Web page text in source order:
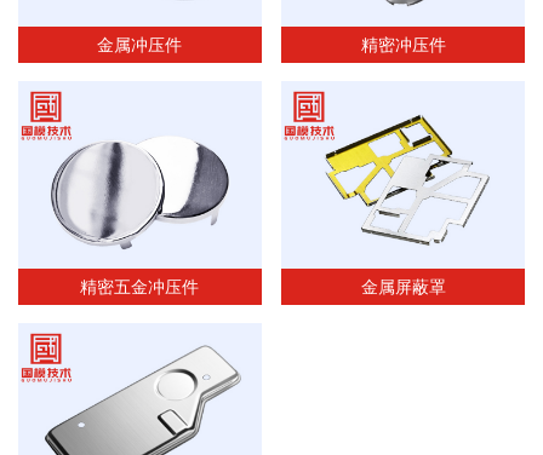
金属冲压件 精密冲压件
精密五金冲压件 金属屏蔽罩